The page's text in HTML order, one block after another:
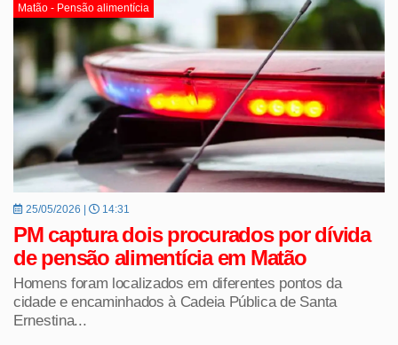
Matão - Pensão alimentícia
25/05/2026 | 14:31
PM captura dois procurados por dívida
de pensão alimentícia em Matão
Homens foram localizados em diferentes pontos da
cidade e encaminhados à Cadeia Pública de Santa
Ernestina...